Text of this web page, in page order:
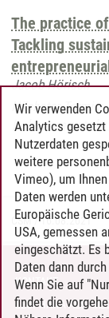
The practice
Tackling
Jacob Hörisch
Nächster Termin:
CSM/16.08.2021
KONTAKT
LEUPHANA ALS
Wir verwenden
Analytics gesetzt
Nutzerdaten
weitere
Vimeo), um
Daten werden
Europäische
USA, gemessen
eingeschätzt. Es
Daten dann
Wenn Sie auf
findet die